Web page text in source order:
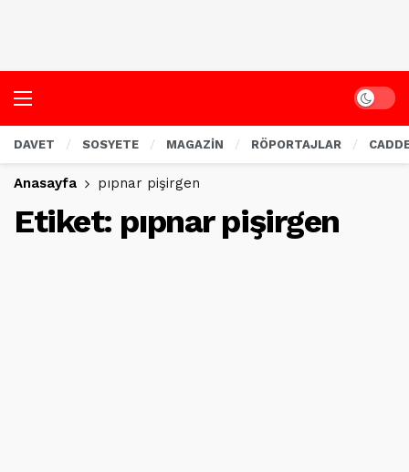
Dark
DAVET SOSYETE MAGAZİN RÖPORTAJLAR
Anasayfa pıpnar pişirgen
Etiket: pıpnar pişirgen